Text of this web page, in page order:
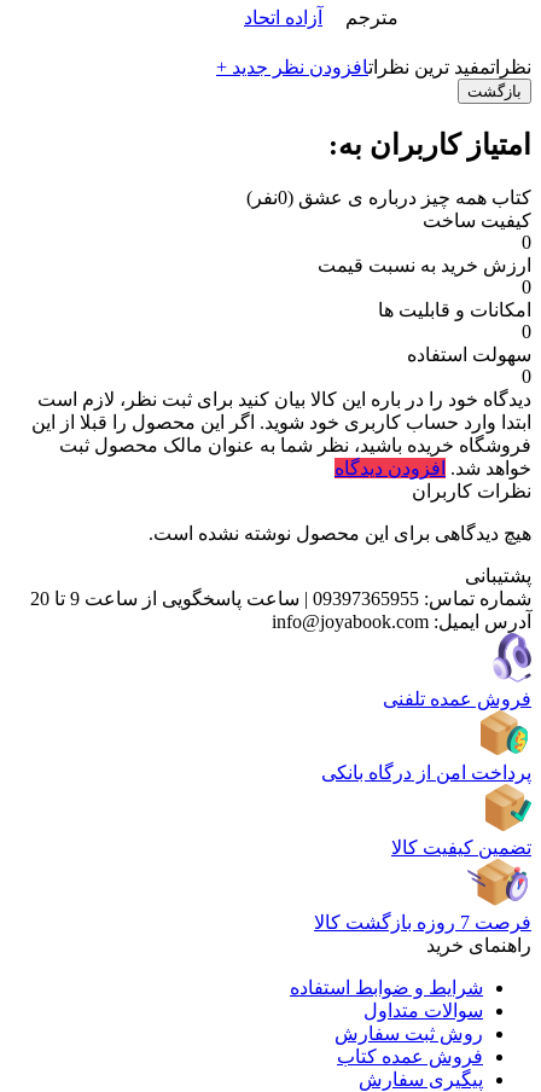
مترجم آزاده اتحاد
نظراتمفید ترین نظراتافزودن نظر جدید +
بازگشت
امتیاز کاربران به:
کتاب همه چیز درباره‌ ی عشق (0نفر)
کیفیت ساخت
0
ارزش خرید به نسبت قیمت
0
امکانات و قابلیت ها
0
سهولت استفاده
0
دیدگاه خود را در باره این کالا بیان کنید برای ثبت نظر، لازم است
ابتدا وارد حساب کاربری خود شوید. اگر این محصول را قبلا از این
فروشگاه خریده باشید، نظر شما به عنوان مالک محصول ثبت
خواهد شد. افزودن دیدگاه
نظرات کاربران
هیچ دیدگاهی برای این محصول نوشته نشده است.
پشتیبانی
شماره تماس: 09397365955
| ساعت پاسخگویی از ساعت 9 تا 20
آدرس ایمیل: info@joyabook.com
فروش عمده تلفنی
پرداخت امن از درگاه بانکی
تضمین کیفیت کالا
فرصت 7 روزه بازگشت کالا
راهنمای خرید
شرایط و ضوابط استفاده
سوالات متداول
روش ثبت سفارش
فروش عمده کتاب
پیگیری سفارش